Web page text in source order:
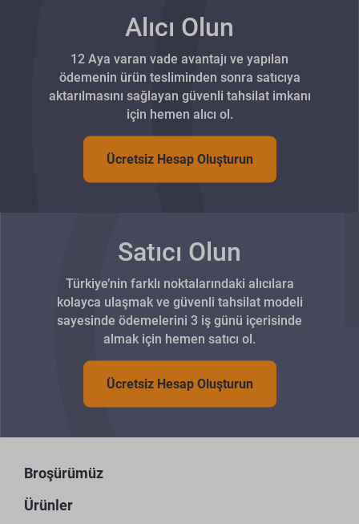
Alıcı Olun
12 Aya varan vade avantajı ve yapılan
ödemenin ürün tesliminden sonra satıcıya
aktarılmasını sağlayan güvenli tahsilat imkanı
için hemen alıcı ol.
Ücretsiz Hesap Oluşturun
Satıcı Olun
Türkiye’nin farklı noktalarındaki alıcılara
kolayca ulaşmak ve güvenli tahsilat modeli
sayesinde ödemelerini 3 iş günü içerisinde
almak için hemen satıcı ol.
Ücretsiz Hesap Oluşturun
Broşürümüz
Ürünler